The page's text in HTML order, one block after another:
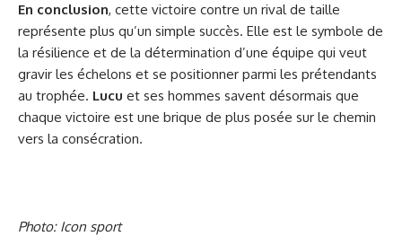
En conclusion, cette victoire contre un rival de taille
représente plus qu’un simple succès. Elle est le symbole de
la résilience et de la détermination d’une équipe qui veut
gravir les échelons et se positionner parmi les prétendants
au trophée. Lucu et ses hommes savent désormais que
chaque victoire est une brique de plus posée sur le chemin
vers la consécration.
Photo: Icon sport